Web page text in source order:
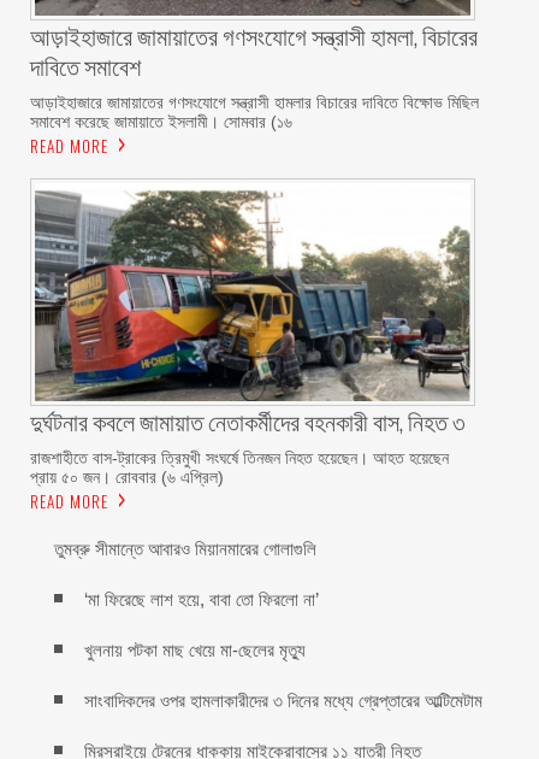
আড়াইহাজারে জামায়াতের গণসংযোগে সন্ত্রাসী হামলা, বিচারের
দাবিতে সমাবেশ
আড়াইহাজারে জামায়াতের গণসংযোগে সন্ত্রাসী হামলার বিচারের দাবিতে বিক্ষোভ মিছিল
সমাবেশ করেছে জামায়াতে ইসলামী। সোমবার (১৬
READ MORE
দুর্ঘটনার কবলে জামায়াত নেতাকর্মীদের বহনকারী বাস, নিহত ৩
রাজশাহীতে বাস-ট্রাকের ত্রিমুখী সংঘর্ষে তিনজন নিহত হয়েছেন। আহত হয়েছেন
প্রায় ৫০ জন। রোববার (৬ এপ্রিল)
READ MORE
তুমব্রু সীমান্তে আবারও মিয়ানমারের গোলাগুলি
‘মা ফিরেছে লাশ হয়ে, বাবা তো ফিরলো না’
খুলনায় পটকা মাছ খেয়ে মা-ছেলের মৃত্যু
সাংবাদিকদের ওপর হামলাকারীদের ৩ দিনের মধ্যে গ্রেপ্তারের আল্টিমেটাম
মিরসরাইয়ে ট্রেনের ধাক্কায় মাইক্রোবাসের ১১ যাত্রী নিহত